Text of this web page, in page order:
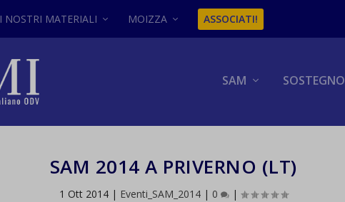
I NOSTRI MATERIALI MOIZZA ASSOCIATI!
SAM SOSTEGNO
SAM 2014 A PRIVERNO (LT)
1 Ott 2014| Eventi_SAM_2014| 0 |